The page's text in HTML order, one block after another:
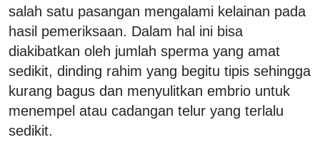
salah satu pasangan mengalami kelainan pada
hasil pemeriksaan. Dalam hal ini bisa
diakibatkan oleh jumlah sperma yang amat
sedikit, dinding rahim yang begitu tipis sehingga
kurang bagus dan menyulitkan embrio untuk
menempel atau cadangan telur yang terlalu
sedikit.